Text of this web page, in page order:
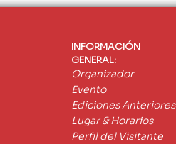
INFORMACIÓN
GENERAL:
Organizador
Evento
Ediciones Anteriores
Lugar & Horarios
Perfil del Visitante